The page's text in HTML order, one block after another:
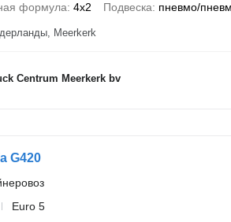
формула 4x2 Подвеска пневмо/
Meerkerk
Centrum Meerkerk bv
G420
Euro 5